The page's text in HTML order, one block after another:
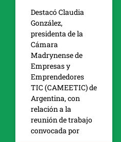
Destacó Claudia
González,
presidenta de la
Cámara
Madrynense de
Empresas y
Emprendedores
TIC (CAMEETIC) de
Argentina, con
relación a la
reunión de trabajo
convocada por